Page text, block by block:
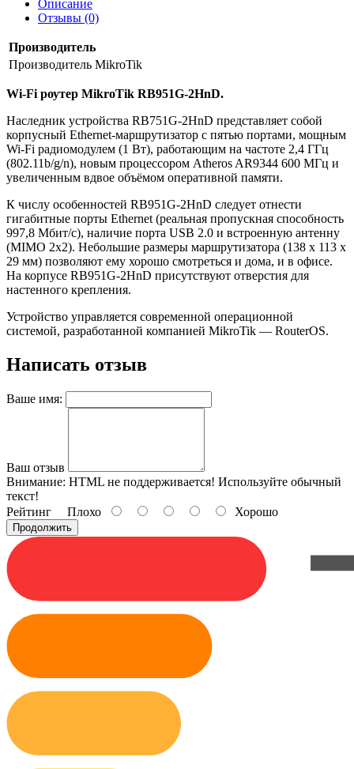
Описание
Отзывы (0)
Производитель
Производитель MikroTik
Wi-Fi роутер MikroTik RB951G-2HnD.
Наследник устройства RB751G-2HnD представляет собой
корпусный Ethernet-маршрутизатор с пятью портами, мощным
Wi-Fi радиомодулем (1 Вт), работающим на частоте 2,4 ГГц
(802.11b/g/n), новым процессором Atheros AR9344 600 МГц и
увеличенным вдвое объёмом оперативной памяти.
К числу особенностей RB951G-2HnD следует отнести
гигабитные порты Ethernet (реальная пропускная способность
997,8 Мбит/с), наличие порта USB 2.0 и встроенную антенну
(MIMO 2x2). Небольшие размеры маршрутизатора (138 x 113 x
29 мм) позволяют ему хорошо смотреться и дома, и в офисе.
На корпусе RB951G-2HnD присутствуют отверстия для
настенного крепления.
Устройство управляется современной операционной
системой, разработанной компанией MikroTik — RouterOS.
Написать отзыв
Ваше имя:
Ваш отзыв
Внимание: HTML не поддерживается! Используйте обычный
текст!
Рейтинг Плохо Хорошо
Продолжить